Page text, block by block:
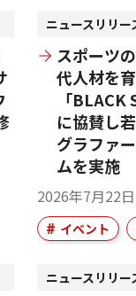
ニュースリリー
スポーツ
代人材を
「BLACK
に協賛し
グラファ
ムを実施
2026年7月22日
イベント
ニュースリリー